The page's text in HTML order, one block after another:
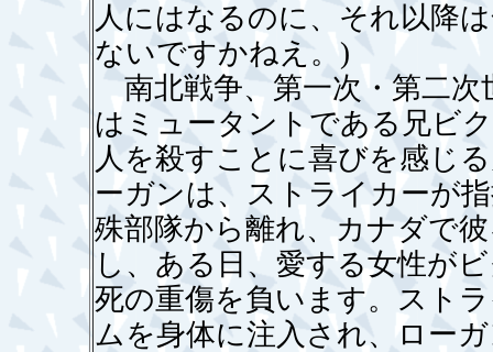
人にはなるのに、それ以降
ないですかねえ。)
南北戦争、第一次・第二次
はミュータントである兄ビ
人を殺すことに喜びを感じ
ーガンは、ストライカーが
殊部隊から離れ、カナダで
し、ある日、愛する女性が
死の重傷を負います。スト
ムを身体に注入され、ロー